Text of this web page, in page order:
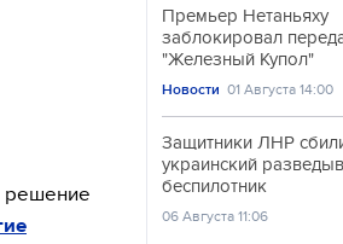
решение
Премьер Нетаньяху
заблокировал
"Железный Купол"
Новости 01 Августа 14:00
Защитники ЛНР
украинский
беспилотник
06 Августа 11:06